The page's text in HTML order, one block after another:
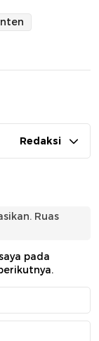
Redaksi
Ruas
pada